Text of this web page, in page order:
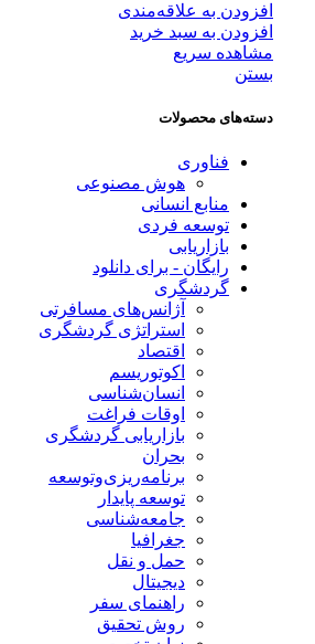
افزودن به علاقه‌مندی
افزودن به سبد خرید
مشاهده سریع
بستن
دسته‌های محصولات
فناوری
هوش مصنوعی
منابع انسانی
توسعه فردی
بازاریابی
رایگان - برای دانلود
گردشگری
آژانس‌های مسافرتی
استراتژی گردشگری
اقتصاد
اکوتوریسم
انسان‌شناسی
اوقات فراغت
بازاریابی گردشگری
بحران
برنامه‌ریزی‌وتوسعه
توسعه پایدار
جامعه‌شناسی
جغرافیا
حمل و نقل
دیجیتال
راهنمای سفر
روش تحقیق